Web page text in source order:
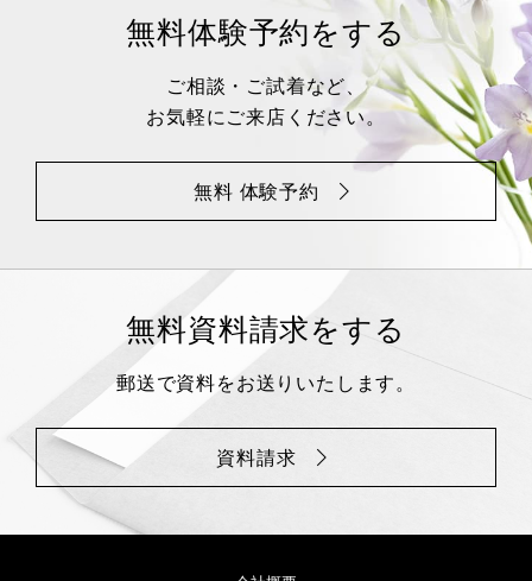
無料体験予約をする
ご相談・ご試着など、
お気軽にご来店ください。
無料 体験予約
無料資料請求をする
郵送で資料をお送りいたします。
資料請求